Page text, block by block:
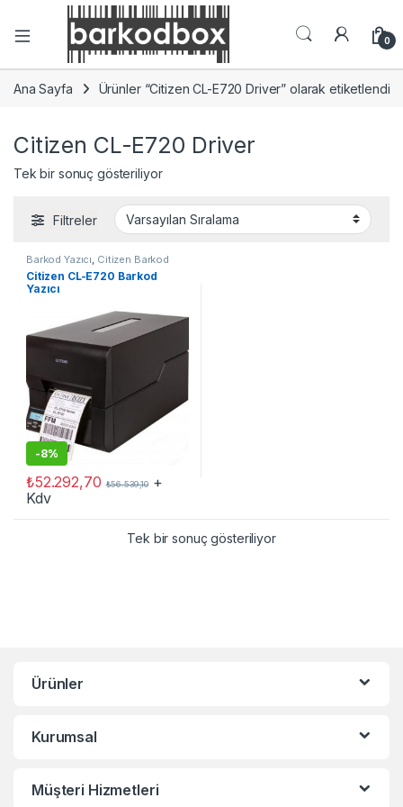
0
Ana Sayfa Ürünler “Citizen CL-E720 Driver” olarak etiketlendi
Citizen CL-E720 Driver
Tek bir sonuç gösteriliyor
Filtreler
Barkod Yazıcı Citizen Barkod
Yazıcı
Citizen CL-E720 Barkod
Yazıcı
-8%
₺52.292,70 ₺56.539,10 +
Kdv
Tek bir sonuç gösteriliyor
Ürünler
Kurumsal
Müşteri Hizmetleri